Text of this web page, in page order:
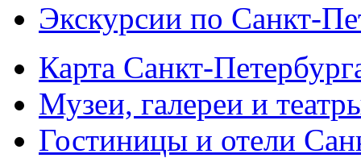
Экскурсии по Санкт-
Карта Санкт-
Музеи, галереи и
Гостиницы и отели